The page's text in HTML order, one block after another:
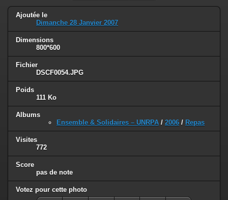
Ajoutée le
Dimanche 28 Janvier 2007
Dimensions
800*600
Fichier
DSCF0054.JPG
Poids
111 Ko
Albums
Ensemble & Solidaires – UNRPA / 2006 / Repas
Visites
772
Score
pas de note
Votez pour cette photo